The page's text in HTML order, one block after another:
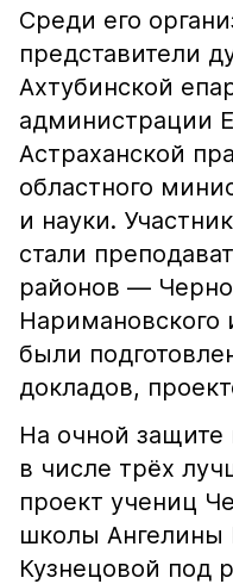
Среди его
представители
Ахтубинской
администрации
Астраханской
областного
и науки.
стали
районов —
Наримановского
были
докладов,
На очной защите
в числе трёх
проект учениц
школы Ангелины
Кузнецовой под